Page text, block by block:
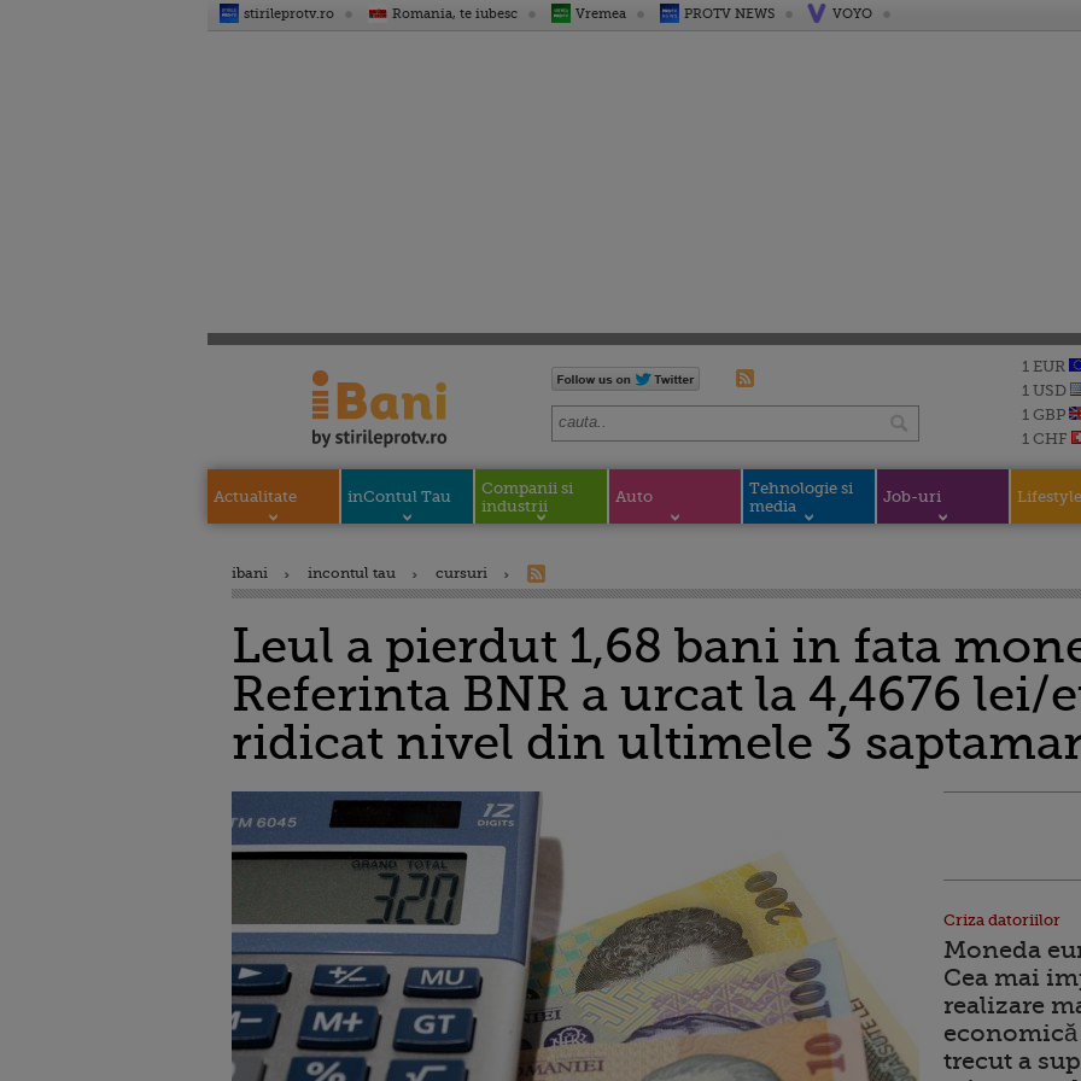
stirileprotv.ro Romania, te iubesc Vremea PROTV NEWS VOYO
1 EUR
1 USD
1 GBP
1 CHF
Actualitate inContul Tau
Companii si
industrii
Auto
Tehnologie si
media
Job-uri Lifestyle
ibani incontul tau cursuri
Leul a pierdut 1,68 bani in fata
Referinta BNR a urcat la 4,4676 lei/
ridicat nivel din ultimele 3
Criza datoriilor
Moneda
Cea mai
realizare
trecut a